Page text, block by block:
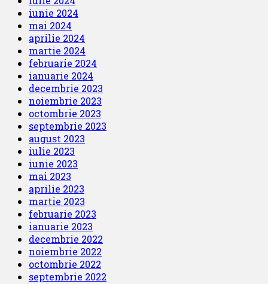
iunie 2024
mai 2024
aprilie 2024
martie 2024
februarie 2024
ianuarie 2024
decembrie 2023
noiembrie 2023
octombrie 2023
septembrie 2023
august 2023
iulie 2023
iunie 2023
mai 2023
aprilie 2023
martie 2023
februarie 2023
ianuarie 2023
decembrie 2022
noiembrie 2022
octombrie 2022
septembrie 2022